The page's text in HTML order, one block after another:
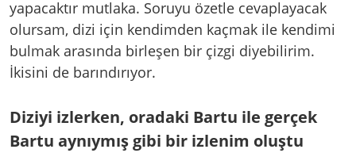
yapacaktır mutlaka. Soruyu özetle cevaplayacak
olursam, dizi için kendimden kaçmak ile kendimi
bulmak arasında birleşen bir çizgi diyebilirim.
İkisini de barındırıyor.
Diziyi izlerken, oradaki Bartu ile gerçek
Bartu aynıymış gibi bir izlenim oluştu